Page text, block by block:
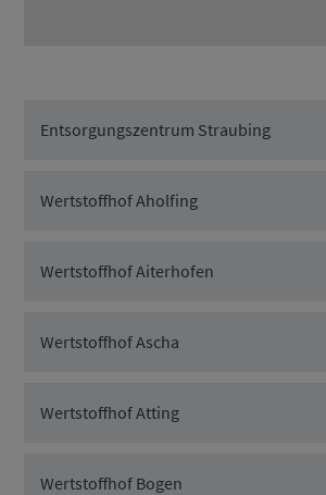
Entsorgungszentrum Straubing
Wertstoffhof Aholfing
Wertstoffhof Aiterhofen
Wertstoffhof Ascha
Wertstoffhof Atting
Wertstoffhof Bogen